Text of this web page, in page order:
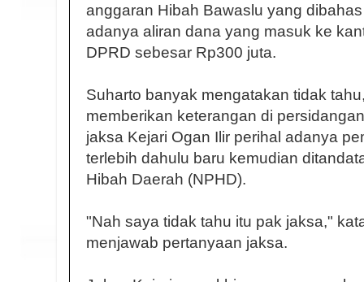
anggaran Hibah Bawaslu yang
adanya aliran dana yang masuk ke
DPRD sebesar Rp300 juta.
Suharto banyak mengatakan tidak
memberikan keterangan di
jaksa Kejari Ogan Ilir perihal adanya
terlebih dahulu baru kemudian
Hibah Daerah (NPHD).
"Nah saya tidak tahu itu pak jaksa,"
menjawab pertanyaan jaksa.